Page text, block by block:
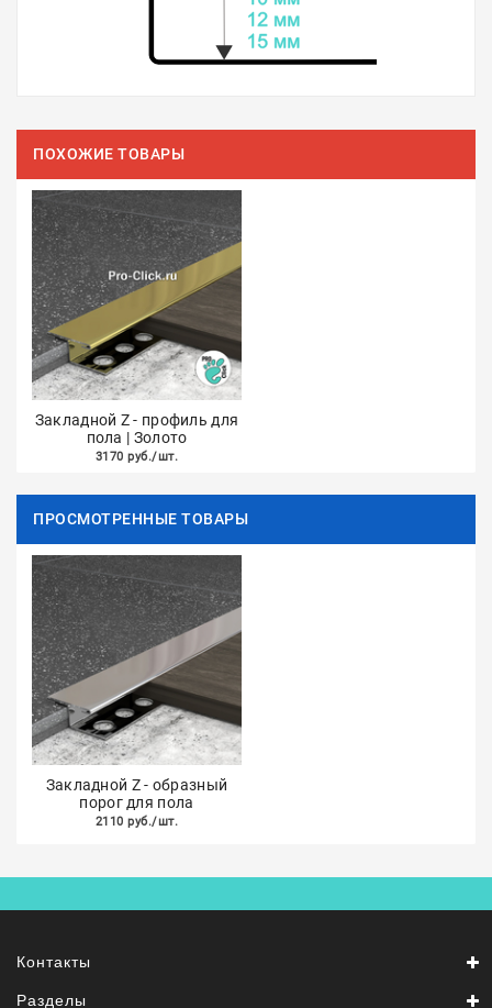
ПОХОЖИЕ ТОВАРЫ
Закладной Z - профиль для
пола | Золото
3170 руб./шт.
ПРОСМОТРЕННЫЕ ТОВАРЫ
Закладной Z - образный
порог для пола
2110 руб./шт.
Контакты
Разделы